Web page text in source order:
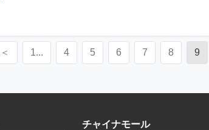
＜ 1... 4 5 6 7 8 9
チャイナモール